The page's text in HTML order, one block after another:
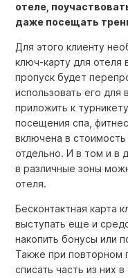
отеле,
даже посещать
Для этого клиенту
ключ-карту для отеля
пропуск будет
использовать его для
приложить к
посещения спа,
включена в
отдельно. И в том и в
в различные зоны
отеля.
Бесконтактная карта
выступать еще и
накопить бонусы или
Также при повторном
списать часть из них